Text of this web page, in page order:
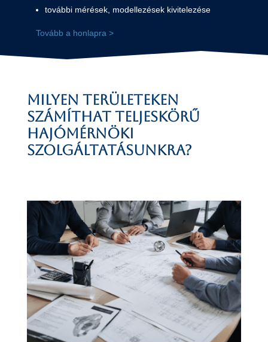
további mérések, modellezések kivitelezése
Tovább a honlapra >
Milyen területeken
számíthat teljeskörű
hajómérnöki
szolgáltatásunkra?